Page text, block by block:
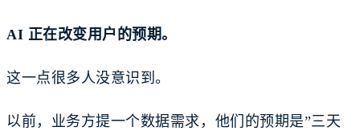
AI 正在改变用户的预期。
这一点很多人没意识到。
以前，业务方提一个数据需求，他们的预期是”三天